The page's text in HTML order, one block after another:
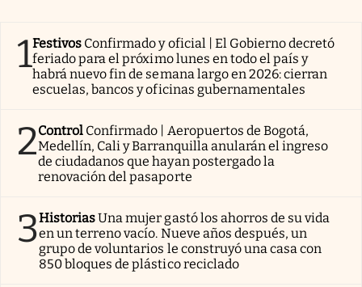
1Festivos Confirmado y oficial | El Gobierno decretó
feriado para el próximo lunes en todo el país y
habrá nuevo fin de semana largo en 2026: cierran
escuelas, bancos y oficinas gubernamentales
2Control Confirmado | Aeropuertos de Bogotá,
Medellín, Cali y Barranquilla anularán el ingreso
de ciudadanos que hayan postergado la
renovación del pasaporte
3HistoriasUna mujer gastó los ahorros de su vida
en un terreno vacío. Nueve años después, un
grupo de voluntarios le construyó una casa con
850 bloques de plástico reciclado